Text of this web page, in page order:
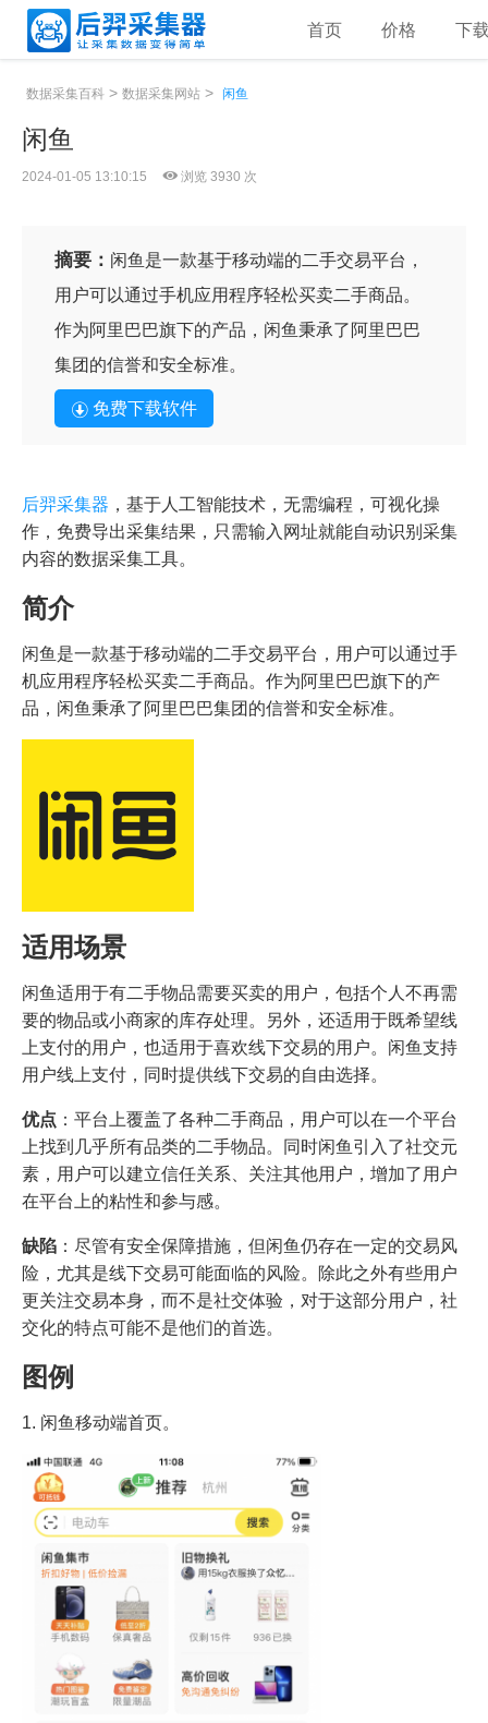
首页 价格 下
数据采集百科 > 数据采集网站 > 闲鱼
闲鱼
2024-01-05 13:10:15 浏览 3930 次
摘要： 闲鱼是一款基于移动端的二手交易平台，
用户可以通过手机应用程序轻松买卖二手商品。
作为阿里巴巴旗下的产品，闲鱼秉承了阿里巴巴
集团的信誉和安全标准。
免费下载软件
后羿采集器 ，基于人工智能技术，无需编程，可视化操
作，免费导出采集结果，只需输入网址就能自动识别采集
内容的数据采集工具。
简介
闲鱼是一款基于移动端的二手交易平台，用户可以通过手
机应用程序轻松买卖二手商品。作为阿里巴巴旗下的产
品，闲鱼秉承了阿里巴巴集团的信誉和安全标准。
适用场景
闲鱼适用于有二手物品需要买卖的用户，包括个人不再需
要的物品或小商家的库存处理。另外，还适用于既希望线
上支付的用户，也适用于喜欢线下交易的用户。闲鱼支持
用户线上支付，同时提供线下交易的自由选择。
优点 ：平台上覆盖了各种二手商品，用户可以在一个平台
上找到几乎所有品类的二手物品。同时闲鱼引入了社交元
素，用户可以建立信任关系、关注其他用户，增加了用户
在平台上的粘性和参与感。
缺陷 ：尽管有安全保障措施，但闲鱼仍存在一定的交易风
险，尤其是线下交易可能面临的风险。除此之外有些用户
更关注交易本身，而不是社交体验，对于这部分用户，社
交化的特点可能不是他们的首选。
图例
1. 闲鱼移动端首页。